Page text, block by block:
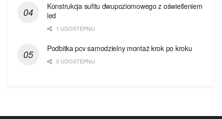
Konstrukcja sufitu dwupoziomowego z oświetleniem
led
1 UDOSTEPNIJ
Podbitka pcv samodzielny montaż krok po kroku
0 UDOSTEPNIJ